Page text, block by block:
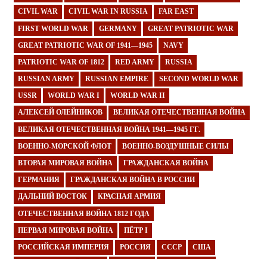
CIVIL WAR CIVIL WAR IN RUSSIA FAR EAST
FIRST WORLD WAR GERMANY GREAT PATRIOTIC WAR
GREAT PATRIOTIC WAR OF 1941—1945 NAVY
PATRIOTIC WAR OF 1812 RED ARMY RUSSIA
RUSSIAN ARMY RUSSIAN EMPIRE SECOND WORLD WAR
USSR WORLD WAR I WORLD WAR II
АЛЕКСЕЙ ОЛЕЙНИКОВ ВЕЛИКАЯ ОТЕЧЕСТВЕННАЯ ВОЙНА
ВЕЛИКАЯ ОТЕЧЕСТВЕННАЯ ВОЙНА 1941—1945 ГГ.
ВОЕННО-МОРСКОЙ ФЛОТ ВОЕННО-ВОЗДУШНЫЕ СИЛЫ
ВТОРАЯ МИРОВАЯ ВОЙНА ГРАЖДАНСКАЯ ВОЙНА
ГЕРМАНИЯ ГРАЖДАНСКАЯ ВОЙНА В РОССИИ
ДАЛЬНИЙ ВОСТОК КРАСНАЯ АРМИЯ
ОТЕЧЕСТВЕННАЯ ВОЙНА 1812 ГОДА
ПЕРВАЯ МИРОВАЯ ВОЙНА ПЁТР I
РОССИЙСКАЯ ИМПЕРИЯ РОССИЯ СССР США